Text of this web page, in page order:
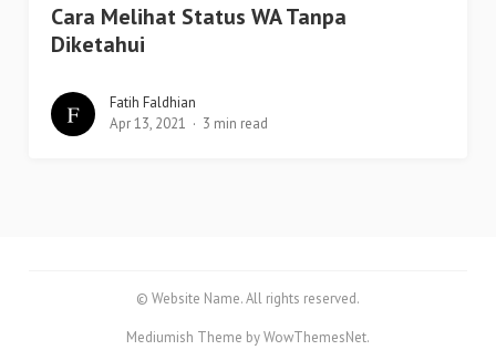
Cara Melihat Status WA Tanpa
Diketahui
Fatih Faldhian
Apr 13, 2021
3 min read
© Website Name. All rights reserved.
Mediumish Theme by WowThemesNet.